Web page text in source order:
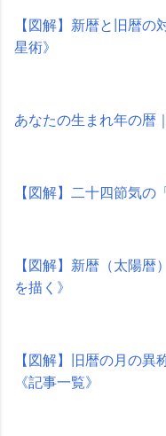
【図解】新暦と旧暦
星術》
あなたの生まれ年の暦
【図解】二十四節気の
【図解】新暦（太陽
を描く》
【図解】旧暦の月の異
《記事一覧》